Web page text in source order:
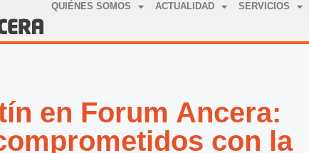
QUIÉNES SOMOS ACTUALIDAD SERVICIOS
en Forum Ancera:
con la